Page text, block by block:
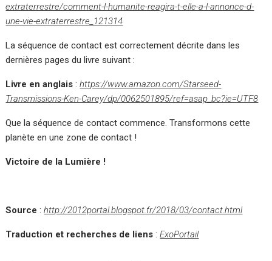
extraterrestre/comment-l-humanite-reagira-t-elle-a-l-annonce-d-
une-vie-extraterrestre_121314
La séquence de contact est correctement décrite dans les
dernières pages du livre suivant :
Livre en anglais :https://www.amazon.com/Starseed-
Transmissions-Ken-Carey/dp/0062501895/ref=asap_bc?ie=UTF8
Que la séquence de contact commence. Transformons cette
planète en une zone de contact !
Victoire de la Lumière !
Source :http://2012portal.blogspot.fr/2018/03/contact.html
Traduction et recherches de liens :ExoPortail